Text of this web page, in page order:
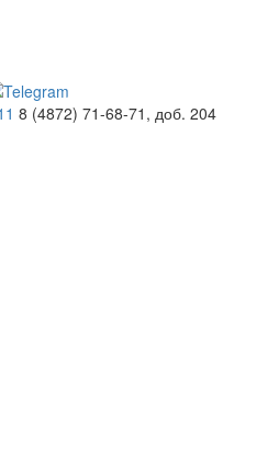
8 (4872) 71-68-71, доб. 204